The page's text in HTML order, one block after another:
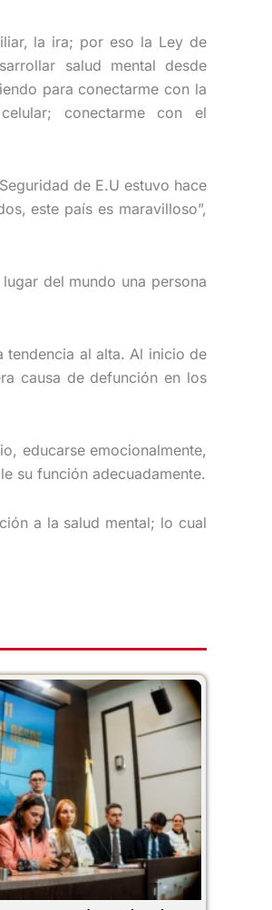
la ira; por eso la Ley de
salud mental desde
para conectarme con la
conectarme con el
de E.U estuvo hace
este país es maravilloso”,
del mundo una persona
tendencia al alta. Al inicio de
causa de defunción en los
educarse emocionalmente,
su función adecuadamente.
a la salud mental; lo cual